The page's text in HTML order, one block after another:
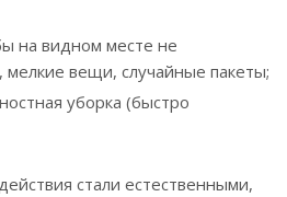
на видном месте не
мелкие вещи, случайные пакеты;
уборка (быстро
стали естественными,